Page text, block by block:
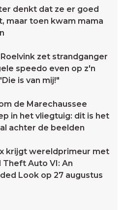
denkt dat ze er goed
maar toen kwam mama
Roelvink zet strandganger
speedo even op z'n
is van mij!"
de Marechaussee
in het vliegtuig: dit is het
achter de beelden
krijgt wereldprimeur met
Theft Auto VI: An
Look op 27 augustus